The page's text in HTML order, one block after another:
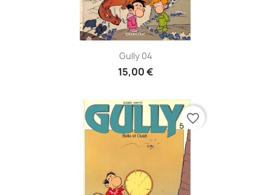
Gully 04
15,00 €
favorite_border